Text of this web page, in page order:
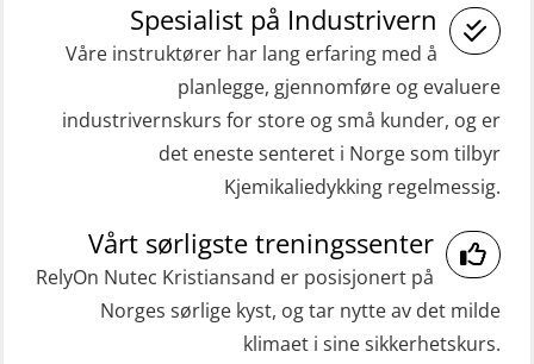
GWO: BST Refresher – Onshore
(Blended: e-learning practical)
(RBSBLE009)
Gass kurs H2S (OSP105)
Grunnleggende sikkerhetskurs –
beredskapspersonell med E-læring
(OBSBLE044)
HLO/MOB/Søk- og Redningslag
inkl. brannslukning (FSC121)
Medisinsk behandling 40 t (MFA104)
Medisinsk førstehjelp 8 t (MFA108)
Oppdatering medisinsk behandling 8
ROC sertifikat grunnleggende
(GMDSS) (ORC102)
ROC sertifikat repetisjon (GMDSS)
Spesialist på Industrivern
Våre instruktører har lang erfaring med å
planlegge, gjennomføre og evaluere
industrivernskurs for store og små kunder, og er
det eneste senteret i Norge som tilbyr
Kjemikaliedykking regelmessig.
Vårt sørligste treningssenter
RelyOn Nutec Kristiansand er posisjonert på
Norges sørlige kyst, og tar nytte av det milde
klimaet i sine sikkerhetskurs.